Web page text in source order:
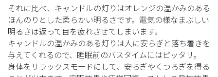
それに比べ、キャンドルの灯りはオレンジの温かみのある
ほんのりとした柔らかい明るさです。電気の様なまぶしい
明るさは返って目を疲れさせてしまいます。
キャンドルの温かみのある灯りは人に安らぎと落ち着きを
与えてくれるので、睡眠前のバスタイムにはピッタリ。
身体をリラックスモードにして、安らぎやくつろぎを得る